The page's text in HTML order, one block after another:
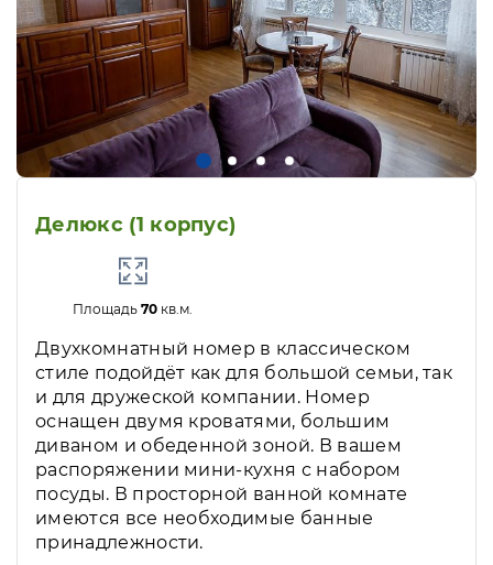
Делюкс (1 корпус)
Площадь70 кв.м.
Двухкомнатный номер в классическом
стиле подойдёт как для большой семьи, так
и для дружеской компании. Номер
оснащен двумя кроватями, большим
диваном и обеденной зоной. В вашем
распоряжении мини-кухня с набором
посуды. В просторной ванной комнате
имеются все необходимые банные
принадлежности.